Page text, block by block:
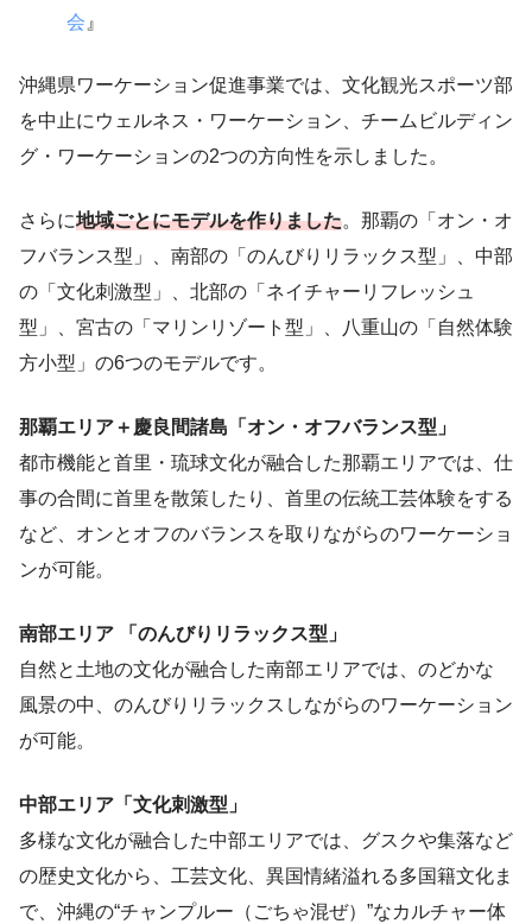
会 』
沖縄県ワーケーション促進事業では、文化観光スポーツ部
を中止にウェルネス・ワーケーション、チームビルディン
グ・ワーケーションの2つの方向性を示しました。
さらに地域ごとにモデルを作りました。那覇の「オン・オ
フバランス型」、南部の「のんびりリラックス型」、中部
の「文化刺激型」、北部の「ネイチャーリフレッシュ
型」、宮古の「マリンリゾート型」、八重山の「自然体験
方小型」の6つのモデルです。
那覇エリア＋慶良間諸島「オン・オフバランス型」
都市機能と首里・琉球文化が融合した那覇エリアでは、仕
事の合間に首里を散策したり、首里の伝統工芸体験をする
など、オンとオフのバランスを取りながらのワーケーショ
ンが可能。
南部エリア 「のんびりリラックス型」
自然と土地の文化が融合した南部エリアでは、のどかな
風景の中、のんびりリラックスしながらのワーケーション
が可能。
中部エリア「文化刺激型」
多様な文化が融合した中部エリアでは、グスクや集落など
の歴史文化から、工芸文化、異国情緒溢れる多国籍文化ま
で、沖縄の“チャンプルー（ごちゃ混ぜ）”なカルチャー体